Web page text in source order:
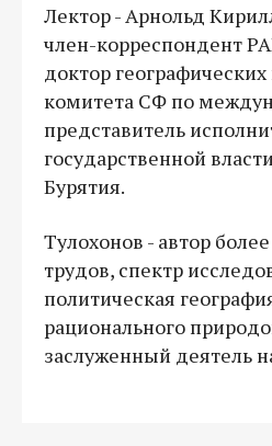
Лектор - Арнольд
член-корреспондент
доктор географических
комитета СФ по
представитель
государственной
Бурятия.
Тулохонов - автор
трудов, спектр
политическая
рационального
заслуженный деятель